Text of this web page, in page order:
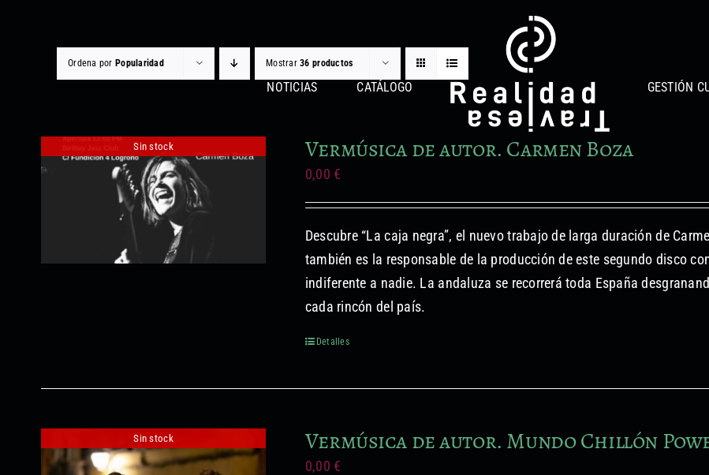
NOTICIAS CATÁLOGO GESTIÓN
Ordena por Popularidad Mostrar36 productos
Sin stock Vermúsica de autor. Carmen Boza
0,00 €
Descubre “La caja negra”, el nuevo trabajo de larga duración de
también es la responsable de la producción de este segundo disco
indiferente a nadie. La andaluza se recorrerá toda España
cada rincón del país.
Detalles
Sin stock Vermúsica de autor. Mundo Chillón
0,00 €